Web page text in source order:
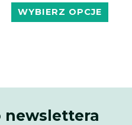
WYBIERZ OPCJE
newslettera